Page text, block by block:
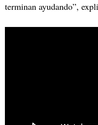
terminan ayudando”,